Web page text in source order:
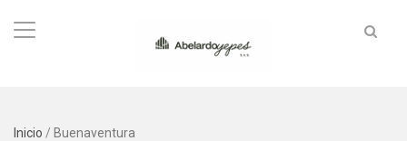
Inicio / Buenaventura